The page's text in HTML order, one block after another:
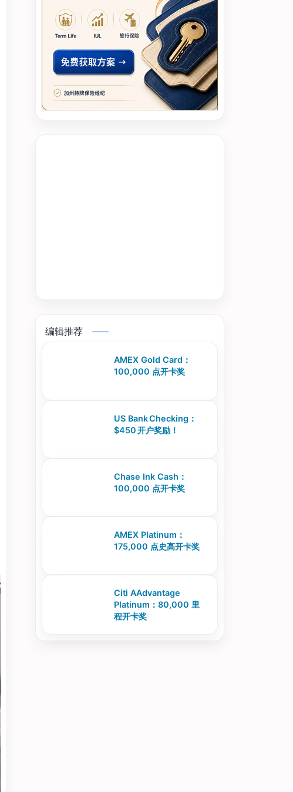
编辑推荐
AMEX Gold Card：
100,000 点开卡奖
US Bank Checking：
$450 开户奖励！
Chase Ink Cash：
100,000 点开卡奖
AMEX Platinum：
175,000 点史高开卡奖
Citi AAdvantage
Platinum：80,000 里
程开卡奖